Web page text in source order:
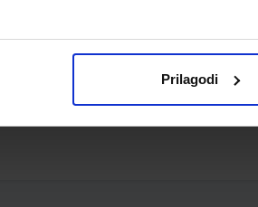
Prilagodi
50 listova, 9 x 14,5 cm